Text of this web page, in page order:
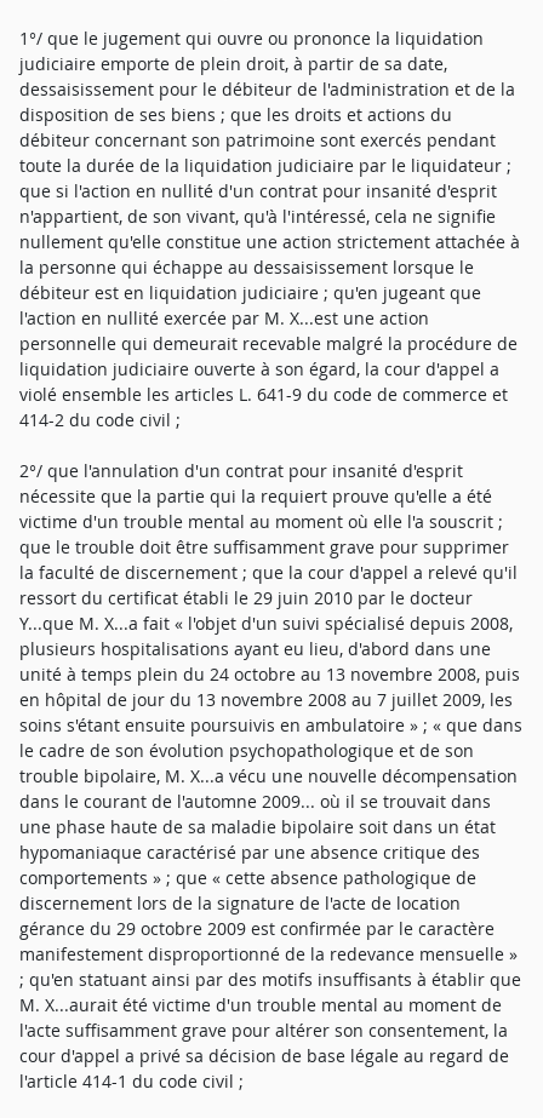
1°/ que le jugement qui ouvre ou prononce la liquidation
judiciaire emporte de plein droit, à partir de sa date,
dessaisissement pour le débiteur de l'administration et de la
disposition de ses biens ; que les droits et actions du
débiteur concernant son patrimoine sont exercés pendant
toute la durée de la liquidation judiciaire par le liquidateur ;
que si l'action en nullité d'un contrat pour insanité d'esprit
n'appartient, de son vivant, qu'à l'intéressé, cela ne signifie
nullement qu'elle constitue une action strictement attachée à
la personne qui échappe au dessaisissement lorsque le
débiteur est en liquidation judiciaire ; qu'en jugeant que
l'action en nullité exercée par M. X...est une action
personnelle qui demeurait recevable malgré la procédure de
liquidation judiciaire ouverte à son égard, la cour d'appel a
violé ensemble les articles L. 641-9 du code de commerce et
414-2 du code civil ;
2°/ que l'annulation d'un contrat pour insanité d'esprit
nécessite que la partie qui la requiert prouve qu'elle a été
victime d'un trouble mental au moment où elle l'a souscrit ;
que le trouble doit être suffisamment grave pour supprimer
la faculté de discernement ; que la cour d'appel a relevé qu'il
ressort du certificat établi le 29 juin 2010 par le docteur
Y...que M. X...a fait « l'objet d'un suivi spécialisé depuis 2008,
plusieurs hospitalisations ayant eu lieu, d'abord dans une
unité à temps plein du 24 octobre au 13 novembre 2008, puis
en hôpital de jour du 13 novembre 2008 au 7 juillet 2009, les
soins s'étant ensuite poursuivis en ambulatoire » ; « que dans
le cadre de son évolution psychopathologique et de son
trouble bipolaire, M. X...a vécu une nouvelle décompensation
dans le courant de l'automne 2009... où il se trouvait dans
une phase haute de sa maladie bipolaire soit dans un état
hypomaniaque caractérisé par une absence critique des
comportements » ; que « cette absence pathologique de
discernement lors de la signature de l'acte de location
gérance du 29 octobre 2009 est confirmée par le caractère
manifestement disproportionné de la redevance mensuelle »
; qu'en statuant ainsi par des motifs insuffisants à établir que
M. X...aurait été victime d'un trouble mental au moment de
l'acte suffisamment grave pour altérer son consentement, la
cour d'appel a privé sa décision de base légale au regard de
l'article 414-1 du code civil ;